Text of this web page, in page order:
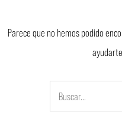
Parece que no hemos podido